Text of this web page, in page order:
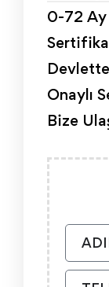
0-72
Onaylı
Bize